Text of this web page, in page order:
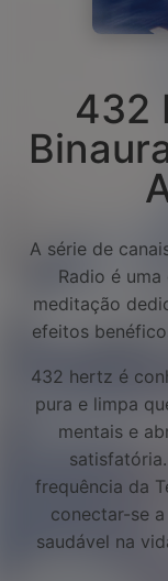
432
A série de
Radio é
meditação
efeitos
432 hertz é
pura e limpa
mentais e
frequência da
conectar-se
saudável na